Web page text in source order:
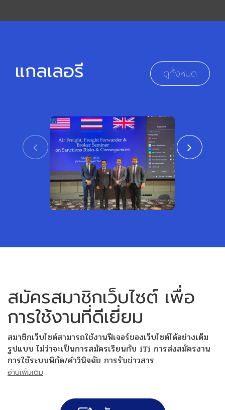
แกลเลอรี ดูทั้งหมด
สมัครสมาชิกเว็บไซต์ เพื่อ
การใช้งานที่ดีเยี่ยม
สมาชิกเว็บไซต์สามารถใช้งานฟีเจอร์ของเว็บไซต์ได้อย่างเต็ม
รูปแบบ ไม่ว่าจะเป็นการสมัครเรียนกับ iTi การส่งสมัครงาน
การใช้ระบบพิกัด/คำวินิจฉัย การรับข่าวสาร
อ่านเพิ่มเติม